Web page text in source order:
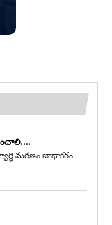
మరణం బాధాకరం